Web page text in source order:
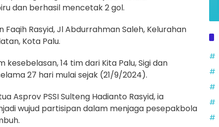
dan berhasil mencetak 2 gol.
Rasyid, Jl Abdurrahman Saleh, Kelurahan
Kota Palu.
kesebelasan, 14 tim dari Kita Palu, Sigi dan
27 hari mulai sejak (21/9/2024).
Asprov PSSI Sulteng Hadianto Rasyid, ia
wujud partisipan dalam menjaga pesepakbola